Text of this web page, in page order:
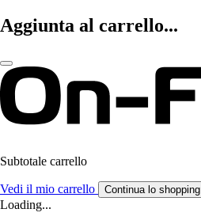
Aggiunta al carrello...
Subtotale carrello
Vedi il mio carrello Continua lo shopping
Loading...